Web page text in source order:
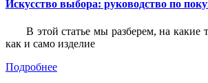
Искусство выбора: руководство по
В этой статье мы разберем, на
как и само изделие
Подробнее